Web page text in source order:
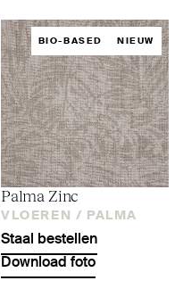
BIO-BASED NIEUW
Palma Zinc
VLOEREN / PALMA
Staal bestellen
Download foto